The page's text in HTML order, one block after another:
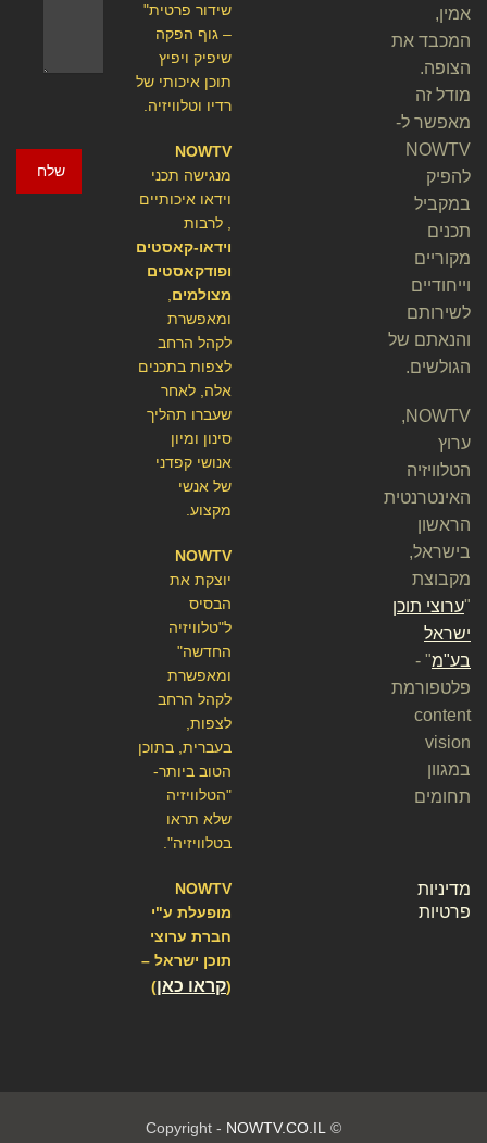
שלח
שידור פרטית"
– גוף הפקה
שיפיק ויפיץ
תוכן איכותי של
רדיו וטלוויזיה.
NOWTV
מנגישה תכני
וידאו איכותיים
, לרבות
וידאו-קאסטים
ופודקאסטים
מצולמים
ומאפשרת
לקהל הרחב
לצפות בתכנים
אלה, לאחר
שעברו תהליך
סינון ומיון
אנושי קפדני
של אנשי
מקצוע.
NOWTV
יוצקת את
הבסיס
ל"טלוויזיה
החדשה"
ומאפשרת
לקהל הרחב
לצפות,
בעברית, בתוכן
הטוב ביותר-
"הטלוויזיה
שלא תראו
בטלוויזיה".
NOWTV
מופעלת ע"י
חברת ערוצי
תוכן ישראל –
(קראו כאן)
אמין,
המכבד את
הצופה.
מודל זה
מאפשר ל-
NOWTV
להפיק
במקביל
תכנים
מקוריים
וייחודיים
לשירותם
והנאתם של
הגולשים.
NOWTV,
ערוץ
הטלוויזיה
האינטרנטית
הראשון
בישראל,
מקבוצת
"ערוצי תוכן
ישראל
בע"מ" -
פלטפורמת
content
vision
במגוון
תחומים
מדיניות
פרטיות
© Copyright -
NOWTV.CO.IL